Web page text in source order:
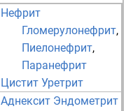
Нефрит
Гломерулонефрит,
Пиелонефрит,
Паранефрит
Цистит Уретрит
Аднексит Эндометрит